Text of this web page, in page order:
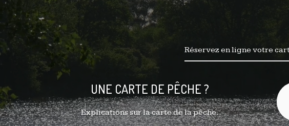
Réservez en ligne votre
UNE CARTE DE PÊCHE ?
Explications sur la carte de la pêche.